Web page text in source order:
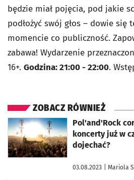
będzie miał pojęcia, pod jakie
podłożyć swój głos – dowie się
momencie co publiczność.
zabawa! Wydarzenie
16+. Godzina: 21:00 - 22:00.
ZOBACZ RÓWNIEŻ
Pol'and'Rock
koncerty już w
dojechać?
03.08.2023 | Mariola
otworzy się w nowej karcie